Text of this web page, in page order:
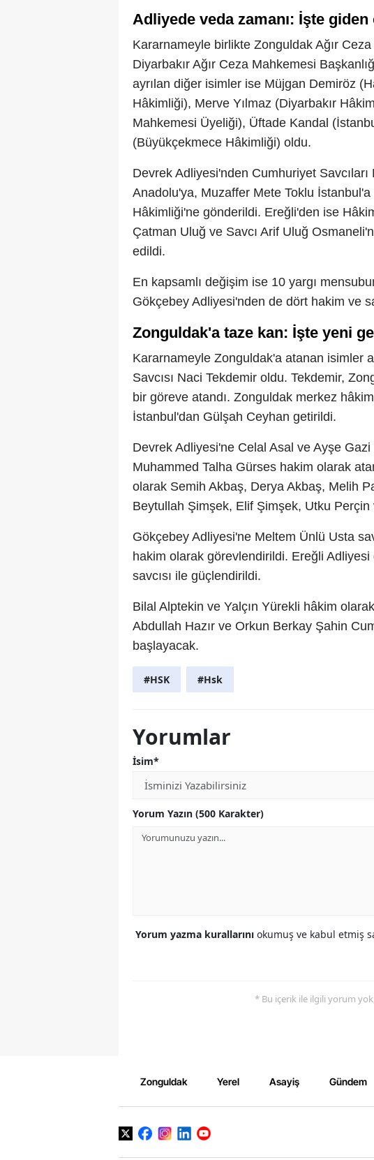
Adliyede veda zamanı: İşte
Kararnameyle birlikte Zonguldak Ağır
Diyarbakır Ağır Ceza Mahkemesi
ayrılan diğer isimler ise Müjgan Demiröz
Hâkimliği), Merve Yılmaz (Diyarbakır
Mahkemesi Üyeliği), Üftade Kandal
(Büyükçekmece Hâkimliği) oldu.
Devrek Adliyesi'nden Cumhuriyet
Anadolu'ya, Muzaffer Mete Toklu
Hâkimliği'ne gönderildi. Ereğli'den ise
Çatman Uluğ ve Savcı Arif Uluğ
edildi.
En kapsamlı değişim ise 10 yargı
Gökçebey Adliyesi'nden de dört hakim ve
Zonguldak'a taze kan: İşte yeni
Kararnameyle Zonguldak'a atanan isimler
Savcısı Naci Tekdemir oldu. Tekdemir,
bir göreve atandı. Zonguldak merkez
İstanbul'dan Gülşah Ceyhan getirildi.
Devrek Adliyesi'ne Celal Asal ve Ayşe
Muhammed Talha Gürses hakim olarak
olarak Semih Akbaş, Derya Akbaş, Melih
Beytullah Şimşek, Elif Şimşek, Utku Perçin
Gökçebey Adliyesi'ne Meltem Ünlü Usta
hakim olarak görevlendirildi. Ereğli
savcısı ile güçlendirildi.
Bilal Alptekin ve Yalçın Yürekli hâkim
Abdullah Hazır ve Orkun Berkay Şahin
başlayacak.
#HSK #Hsk
Yorumlar
İsim*
Yorum Yazın (500 Karakter)
Yorum yazma kurallarını okumuş ve kabul etmiş
* Bu içerik ile ilgili yorum
Zonguldak Yerel Asayiş Gündem